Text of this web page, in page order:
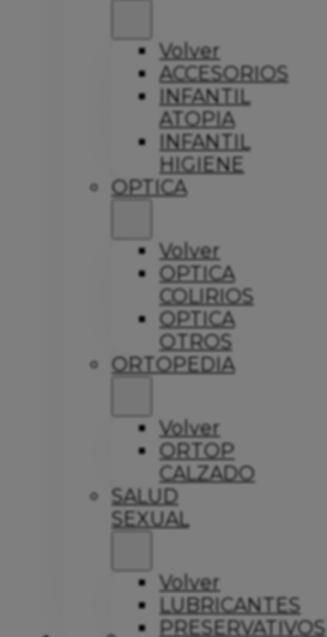
Volver
ACCESORIOS
INFANTIL
ATOPIA
INFANTIL
HIGIENE
OPTICA
Volver
OPTICA
COLIRIOS
OPTICA
OTROS
ORTOPEDIA
Volver
ORTOP
CALZADO
SALUD
SEXUAL
Volver
LUBRICANTES
PRESERVATIVOS